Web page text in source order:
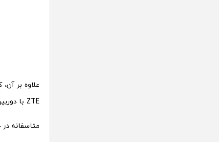
ZTE با دوربین دوگانه ، از سری گوشی های اکسون خواهد بود.
متاسفانه